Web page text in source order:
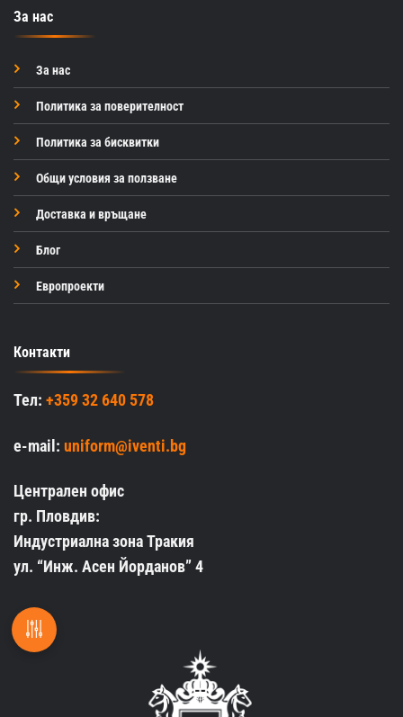
За нас
За нас
Политика за поверителност
Политика за бисквитки
Общи условия за ползване
Доставка и връщане
Блог
Европроекти
Контакти
Тел: +359 32 640 578
e-mail: uniform@iventi.bg
Централен офис
гр. Пловдив:
Индустриална зона Тракия
ул. “Инж. Асен Йорданов” 4